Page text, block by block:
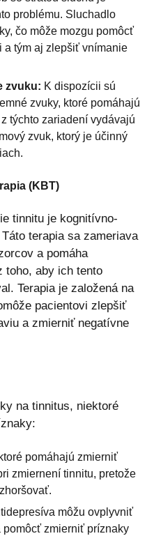
problému. Sluchadlo
čo môže mozgu pomôcť
a tým aj zlepšiť vnímanie
zvuku: K dispozícii sú
zvuky, ktoré pomáhajú
týchto zariadení vydávajú
zvuk, ktorý je účinný
(KBT)
tinnitu je kognitívno-
terapia sa zameriava
a pomáha
toho, aby ich tento
Terapia je založená na
pacientovi zlepšiť
a zmierniť negatívne
na tinnitus, niektoré
pomáhajú zmierniť
zmiernení tinnitu, pretože
môžu ovplyvniť
pomôcť zmierniť príznaky